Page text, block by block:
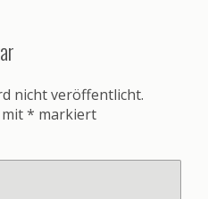
nicht veröffentlicht.
* markiert